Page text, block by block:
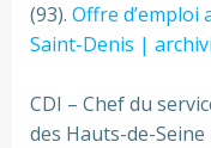
(93). Offre d’emploi
Saint-Denis |
CDI – Chef du
des Hauts-de-